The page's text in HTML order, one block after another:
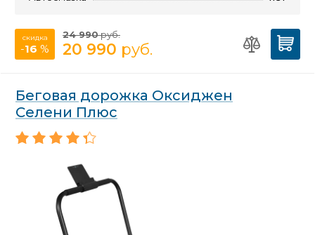
скидка
-16 %
24 990руб.
20 990 руб.
Беговая дорожка Оксиджен
Селени Плюс